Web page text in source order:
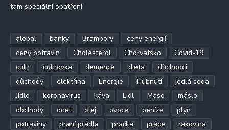
tam speciální opatření
alobal banky Brambory
ceny energií
ceny potravin
Cholesterol Chorvatsko
Covid-19
cukr
cukrovka demence dieta
důchodci
důchody
elektřina Energie Hubnutí
jedlá soda
Jídlo
koronavirus káva Lidl Maso
máslo
obchody
ocet olej ovoce peníze
plyn
potraviny
praní prádla pračka práce
rakovina